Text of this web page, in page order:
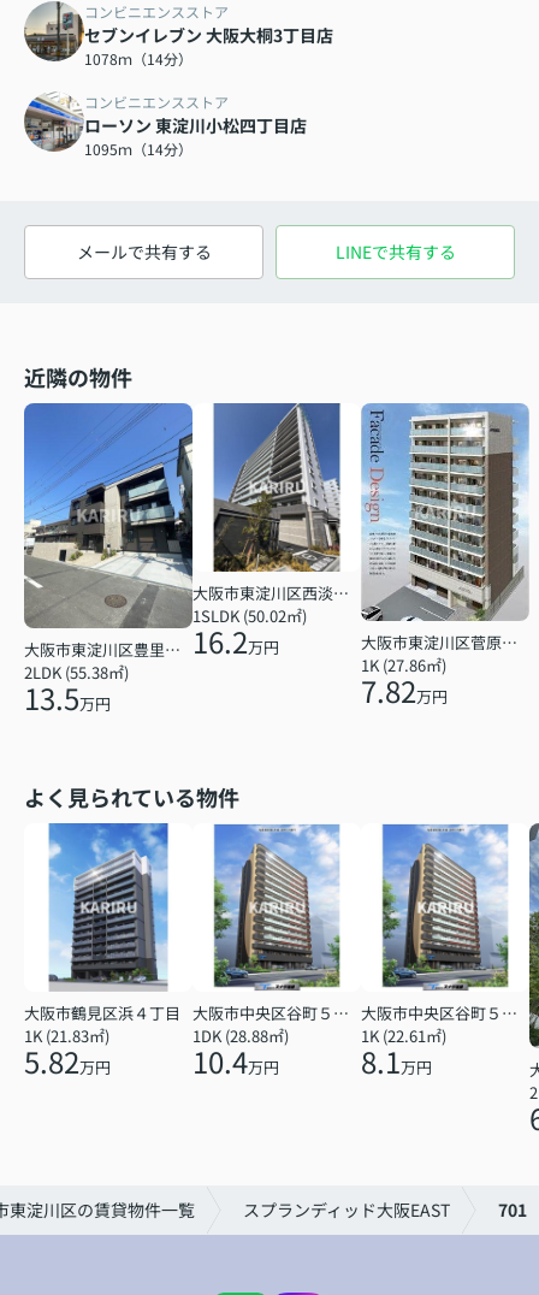
コンビニエンスストア
セブンイレブン 大阪大桐3丁目店
1078ｍ（14分）
コンビニエンスストア
ローソン 東淀川小松四丁目店
1095ｍ（14分）
メールで共有する LINEで共有する
近隣の物件
大阪市東淀川区豊里６丁目
2LDK (55.38㎡)
13.5万円
大阪市東淀川区西淡路１丁目
1SLDK (50.02㎡)
16.2万円
大阪市東淀川区菅原７丁目
1K (27.86㎡)
7.82万円
よく見られている物件
大阪市鶴見区浜４丁目
1K (21.83㎡)
5.82万円
大阪市中央区谷町５丁目
1DK (28.88㎡)
10.4万円
大阪市中央区谷町５丁目
1K (22.61㎡)
8.1万円
東淀川区の賃貸物件一覧 スプランディッド大阪EAST 701